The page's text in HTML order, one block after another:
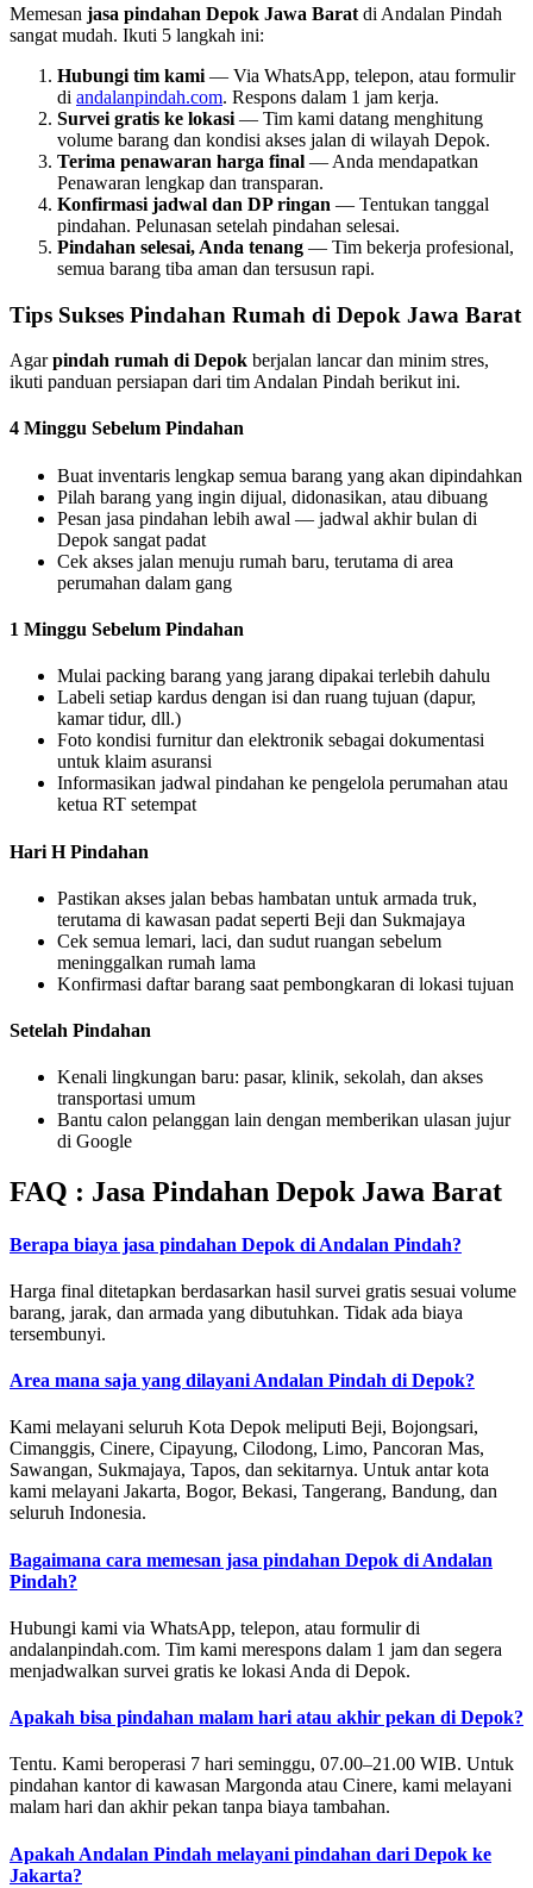
Memesan jasa pindahan Depok Jawa Barat di Andalan Pindah
sangat mudah. Ikuti 5 langkah ini:
Hubungi tim kami — Via WhatsApp, telepon, atau formulir
di andalanpindah.com. Respons dalam 1 jam kerja.
Survei gratis ke lokasi — Tim kami datang menghitung
volume barang dan kondisi akses jalan di wilayah Depok.
Terima penawaran harga final — Anda mendapatkan
Penawaran lengkap dan transparan.
Konfirmasi jadwal dan DP ringan — Tentukan tanggal
pindahan. Pelunasan setelah pindahan selesai.
Pindahan selesai, Anda tenang — Tim bekerja profesional,
semua barang tiba aman dan tersusun rapi.
Tips Sukses Pindahan Rumah di Depok Jawa Barat
Agarpindah rumah di Depok berjalan lancar dan minim stres,
ikuti panduan persiapan dari tim Andalan Pindah berikut ini.
4 Minggu Sebelum Pindahan
Buat inventaris lengkap semua barang yang akan dipindahkan
Pilah barang yang ingin dijual, didonasikan, atau dibuang
Pesan jasa pindahan lebih awal — jadwal akhir bulan di
Depok sangat padat
Cek akses jalan menuju rumah baru, terutama di area
perumahan dalam gang
1 Minggu Sebelum Pindahan
Mulai packing barang yang jarang dipakai terlebih dahulu
Labeli setiap kardus dengan isi dan ruang tujuan (dapur,
kamar tidur, dll.)
Foto kondisi furnitur dan elektronik sebagai dokumentasi
untuk klaim asuransi
Informasikan jadwal pindahan ke pengelola perumahan atau
ketua RT setempat
Hari H Pindahan
Pastikan akses jalan bebas hambatan untuk armada truk,
terutama di kawasan padat seperti Beji dan Sukmajaya
Cek semua lemari, laci, dan sudut ruangan sebelum
meninggalkan rumah lama
Konfirmasi daftar barang saat pembongkaran di lokasi tujuan
Setelah Pindahan
Kenali lingkungan baru: pasar, klinik, sekolah, dan akses
transportasi umum
Bantu calon pelanggan lain dengan memberikan ulasan jujur
di Google
FAQ : Jasa Pindahan Depok Jawa Barat
Berapa biaya jasa pindahan Depok di Andalan Pindah?
Harga final ditetapkan berdasarkan hasil survei gratis sesuai volume
barang, jarak, dan armada yang dibutuhkan. Tidak ada biaya
tersembunyi.
Area mana saja yang dilayani Andalan Pindah di Depok?
Kami melayani seluruh Kota Depok meliputi Beji, Bojongsari,
Cimanggis, Cinere, Cipayung, Cilodong, Limo, Pancoran Mas,
Sawangan, Sukmajaya, Tapos, dan sekitarnya. Untuk antar kota
kami melayani Jakarta, Bogor, Bekasi, Tangerang, Bandung, dan
seluruh Indonesia.
Bagaimana cara memesan jasa pindahan Depok di Andalan
Pindah?
Hubungi kami via WhatsApp, telepon, atau formulir di
andalanpindah.com. Tim kami merespons dalam 1 jam dan segera
menjadwalkan survei gratis ke lokasi Anda di Depok.
Apakah bisa pindahan malam hari atau akhir pekan di Depok?
Tentu. Kami beroperasi 7 hari seminggu, 07.00–21.00 WIB. Untuk
pindahan kantor di kawasan Margonda atau Cinere, kami melayani
malam hari dan akhir pekan tanpa biaya tambahan.
Apakah Andalan Pindah melayani pindahan dari Depok ke
Jakarta?